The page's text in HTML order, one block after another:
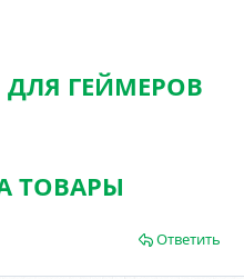
ГЕЙМЕРОВ
ТОВАРЫ
Ответить